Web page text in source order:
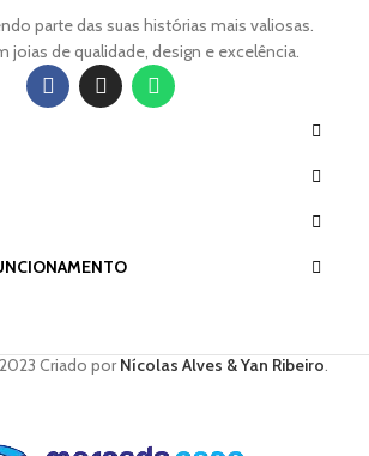
parte das suas histórias mais valiosas.
joias de qualidade, design e excelência.
2023 Criado porNícolas Alves & Yan Ribeiro.